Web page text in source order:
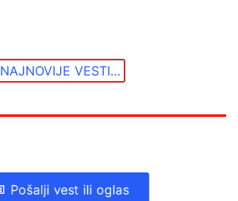
NAJNOVIJE VESTI…
Pošalji vest ili oglas